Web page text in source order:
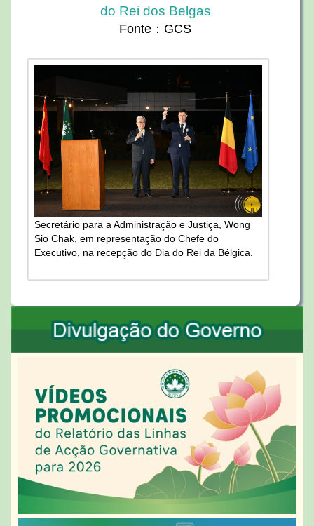
do Rei dos Belgas
Fonte：GCS
Secretário para a Administração e Justiça, Wong
Sio Chak, em representação do Chefe do
Executivo, na recepção do Dia do Rei da Bélgica.